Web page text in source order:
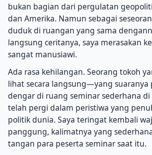
bukan bagian dari pergulatan
dan Amerika. Namun sebagai
duduk di ruangan yang sama
langsung ceritanya, saya merasakan
sangat manusiawi.
Ada rasa kehilangan. Seorang tokoh
lihat secara langsung—yang suaranya
dengar di ruang seminar sederhana
telah pergi dalam peristiwa yang
politik dunia. Saya teringat kembali
panggung, kalimatnya yang
tangan para peserta seminar saat itu.